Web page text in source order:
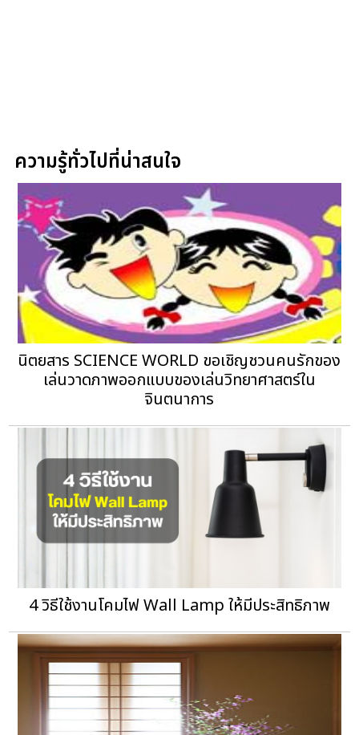
ความรู้ทั่วไปที่น่าสนใจ
นิตยสาร SCIENCE WORLD ขอเชิญชวนคนรักของ
เล่นวาดภาพออกแบบของเล่นวิทยาศาสตร์ใน
จินตนาการ
4 วิธีใช้งานโคมไฟ Wall Lamp ให้มีประสิทธิภาพ